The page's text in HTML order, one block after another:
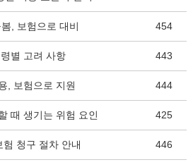
, 보험으로 대비 454
별 고려 사항 443
, 보험으로 지원 444
때 생기는 위험 요인 425
청구 절차 안내 446